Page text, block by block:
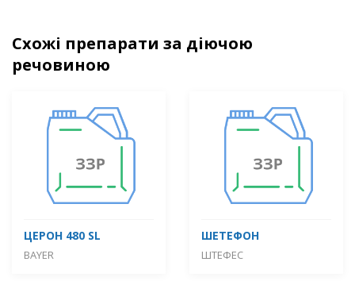
Схожі препарати за діючою
речовиною
ЦЕРОН 480 SL
BAYER
ШЕТЕФОН
ШТЕФЕС